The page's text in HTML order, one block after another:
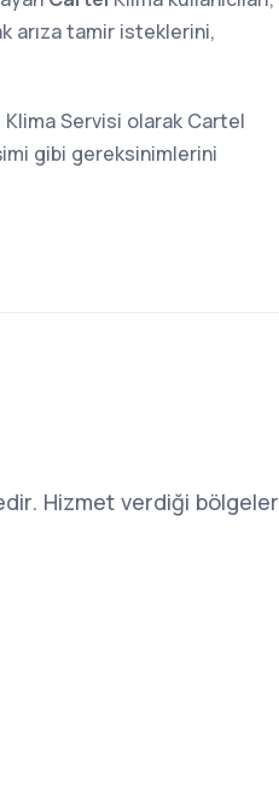
arıza tamir isteklerini,
Servisi olarak Cartel
gibi gereksinimlerini
Hizmet verdiği bölgeler